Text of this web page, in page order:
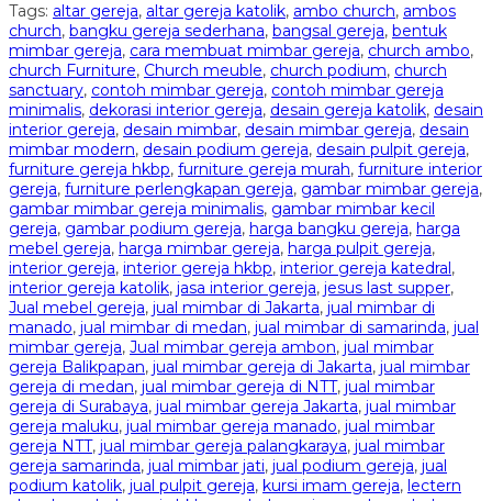
Tags: altar gereja, altar gereja katolik, ambo church, ambos
church, bangku gereja sederhana, bangsal gereja, bentuk
mimbar gereja, cara membuat mimbar gereja, church ambo,
church Furniture, Church meuble, church podium, church
sanctuary, contoh mimbar gereja, contoh mimbar gereja
minimalis, dekorasi interior gereja, desain gereja katolik, desain
interior gereja, desain mimbar, desain mimbar gereja, desain
mimbar modern, desain podium gereja, desain pulpit gereja,
furniture gereja hkbp, furniture gereja murah, furniture interior
gereja, furniture perlengkapan gereja, gambar mimbar gereja,
gambar mimbar gereja minimalis, gambar mimbar kecil
gereja, gambar podium gereja, harga bangku gereja, harga
mebel gereja, harga mimbar gereja, harga pulpit gereja,
interior gereja, interior gereja hkbp, interior gereja katedral ,
interior gereja katolik, jasa interior gereja, jesus last supper,
Jual mebel gereja, jual mimbar di Jakarta, jual mimbar di
manado, jual mimbar di medan, jual mimbar di samarinda, jual
mimbar gereja, Jual mimbar gereja ambon, jual mimbar
gereja Balikpapan, jual mimbar gereja di Jakarta, jual mimbar
gereja di medan, jual mimbar gereja di NTT, jual mimbar
gereja di Surabaya, jual mimbar gereja Jakarta, jual mimbar
gereja maluku, jual mimbar gereja manado, jual mimbar
gereja NTT, jual mimbar gereja palangkaraya, jual mimbar
gereja samarinda, jual mimbar jati, jual podium gereja, jual
podium katolik, jual pulpit gereja, kursi imam gereja, lectern